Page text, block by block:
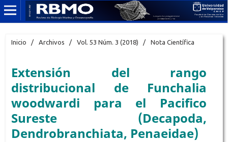
Inicio / Archivos / Vol. 53 Núm. 3 (2018) / Nota Científica
Extensión del rango
distribucional de Funchalia
woodwardi para el Pacifico
Sureste (Decapoda,
Dendrobranchiata, Penaeidae)